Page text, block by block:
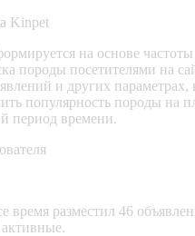
Kinpet
на основе частоты
породы посетителями на
и других параметрах,
популярность породы на
период времени.
время разместил 46